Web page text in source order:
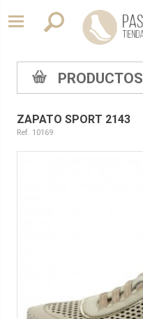
PRODUCTOS
ZAPATO SPORT 2143
Ref. 10169